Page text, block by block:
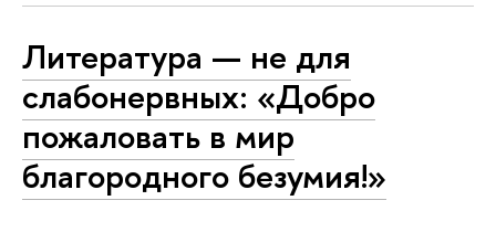
Литература — не для
слабонервных: «Добро
пожаловать в мир
благородного безумия!»